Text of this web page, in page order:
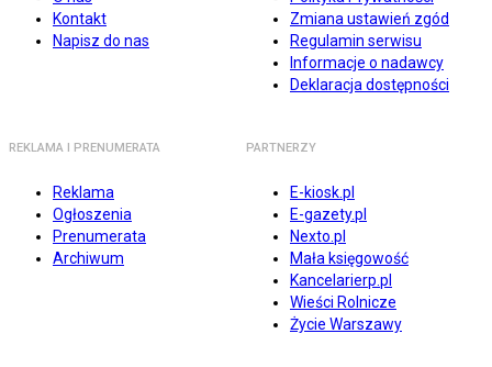
Kontakt
Napisz do nas
Zmiana ustawień zgód
Regulamin serwisu
Informacje o nadawcy
Deklaracja dostępności
REKLAMA I PRENUMERATA
Reklama
Ogłoszenia
Prenumerata
Archiwum
PARTNERZY
E-kiosk.pl
E-gazety.pl
Nexto.pl
Mała księgowość
Kancelarierp.pl
Wieści Rolnicze
Życie Warszawy